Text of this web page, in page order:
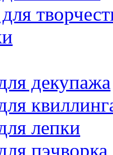
декупажа
лепки
пэчворка